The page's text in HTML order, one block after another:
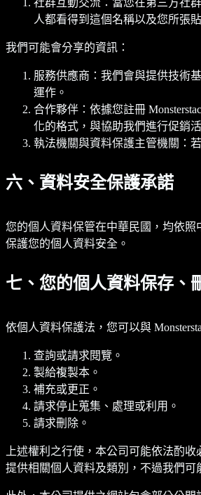
社群互動交流：當您在第三方社
人都看得到這個名稱以及您所張
我們可能會分享的資訊：
服務供應商：我們會與提供技術
運作。
合作夥伴：依據您註冊
化的格式，與協助我們進行促銷
執法機關與資料保護主管機關：
六、資料安全保護承諾
您的個人資料保管在中華民國，均依
保護您的個人資料安全。
七、您的個人資料保存、
依個人資料保護法，您可以與
查詢或請求閱覽。
製給複製本。
補充或更正。
請求停止蒐集、處理或利用。
請求刪除。
上述權利之行使，本公司可能依法酌
提供相關個人資料及類別，不過我們